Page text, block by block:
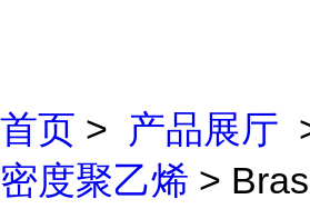
首页 > 产品展厅
密度聚乙烯 >